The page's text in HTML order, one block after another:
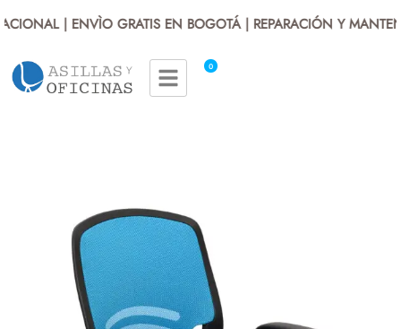
| ENVÌO GRATIS EN BOGOTÁ | REPARACIÓN Y
0